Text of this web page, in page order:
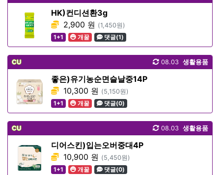
HK)컨디션환3g
2,900 원 (1,450원)
1+1
개꿀 댓글(1)
CU 생활용품
08.03
좋은)유기농순면슬날중14P
10,300 원 (5,150원)
1+1
개꿀 댓글(0)
CU 생활용품
08.03
디어스킨)입는오버중대4P
10,900 원 (5,450원)
1+1
개꿀 댓글(0)